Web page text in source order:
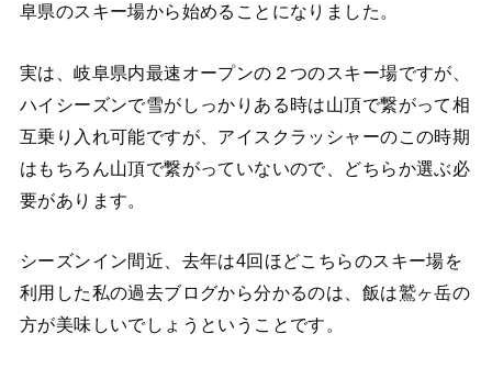
阜県のスキー場から始めることになりました。
実は、岐阜県内最速オープンの２つのスキー場ですが、
ハイシーズンで雪がしっかりある時は山頂で繋がって相
互乗り入れ可能ですが、アイスクラッシャーのこの時期
はもちろん山頂で繋がっていないので、どちらか選ぶ必
要があります。
シーズンイン間近、去年は4回ほどこちらのスキー場を
利用した私の過去ブログから分かるのは、飯は鷲ヶ岳の
方が美味しいでしょうということです。